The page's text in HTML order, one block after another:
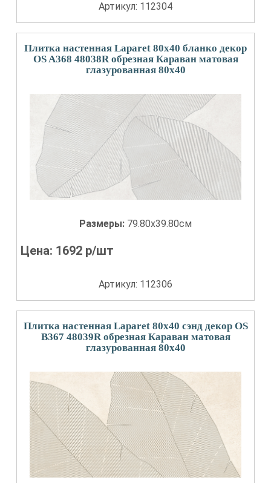
Артикул: 112304
Плитка настенная Laparet 80x40 бланко декор
OS A368 48038R обрезная Караван матовая
глазурованная 80x40
Размеры: 79.80x39.80см
Цена: 1692 р/шт
Артикул: 112306
Плитка настенная Laparet 80x40 сэнд декор OS
B367 48039R обрезная Караван матовая
глазурованная 80x40